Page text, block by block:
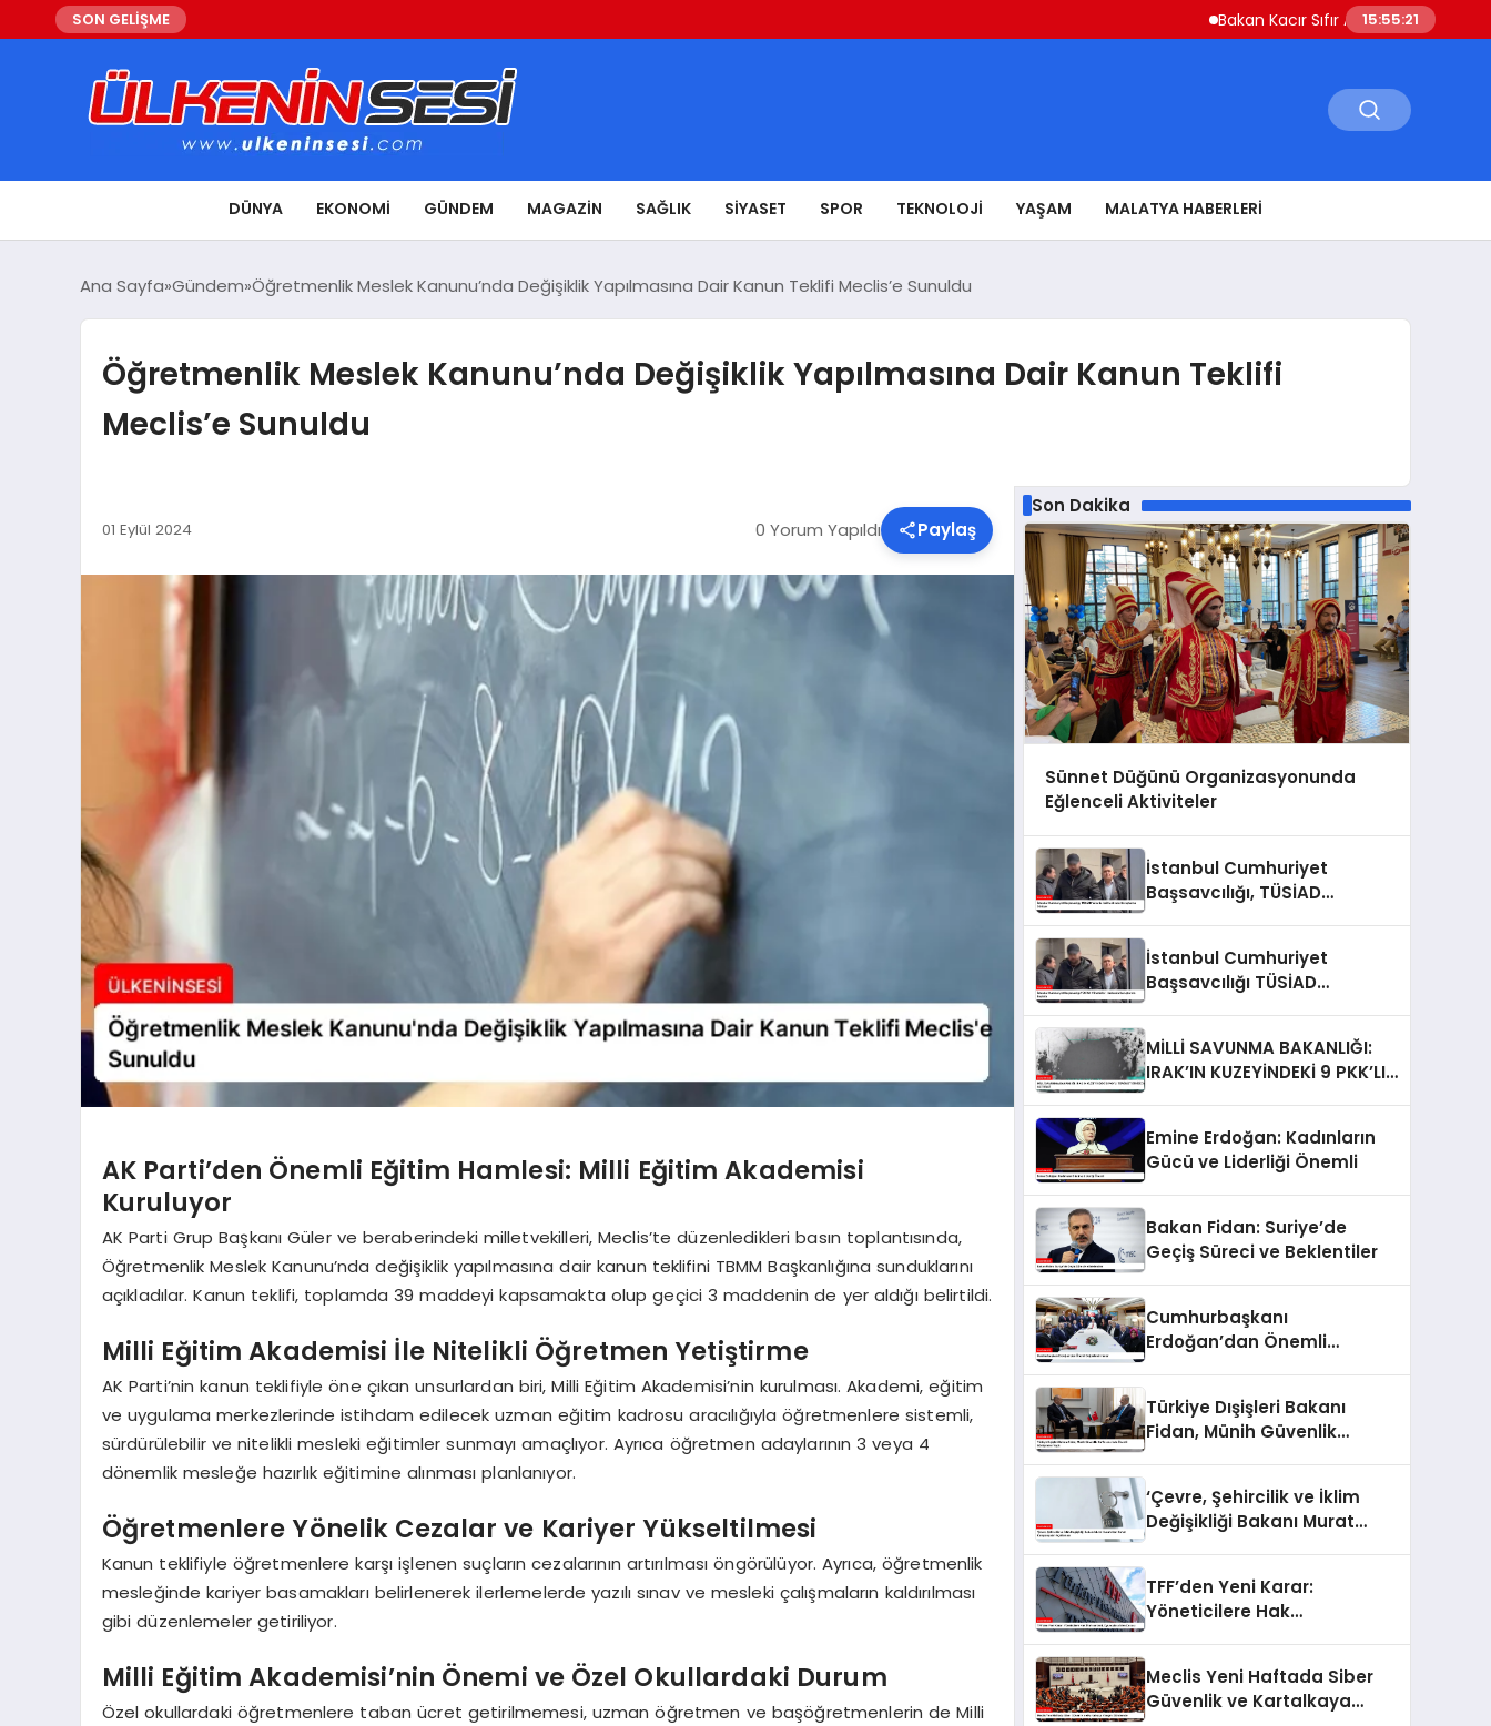
SON GELİŞME Bakan Kacır Sıfır Atık Projelerine 914
15:55:22
DÜNYA EKONOMI GÜNDEM MAGAZIN SAĞLIK SIYASET SPOR TEKNOLOJI YAŞAM MALATYA HABERLERI
Ana Sayfa Gündem Öğretmenlik Meslek Kanunu’nda Değişiklik Yapılmasına Dair Kanun Teklifi Meclis’e Sunuldu
Öğretmenlik Meslek Kanunu’nda Değişiklik Yapılmasına Dair Kanun Teklifi
Meclis’e Sunuldu
01 Eylül 2024 0 Yorum Yapıldı Paylaş
AK Parti’den Önemli Eğitim Hamlesi: Milli Eğitim Akademisi
Kuruluyor
AK Parti Grup Başkanı Güler ve beraberindeki milletvekilleri, Meclis’te düzenledikleri basın toplantısında,
Öğretmenlik Meslek Kanunu’nda değişiklik yapılmasına dair kanun teklifini TBMM Başkanlığına sunduklarını
açıkladılar. Kanun teklifi, toplamda 39 maddeyi kapsamakta olup geçici 3 maddenin de yer aldığı belirtildi.
Milli Eğitim Akademisi İle Nitelikli Öğretmen Yetiştirme
AK Parti’nin kanun teklifiyle öne çıkan unsurlardan biri, Milli Eğitim Akademisi’nin kurulması. Akademi, eğitim
ve uygulama merkezlerinde istihdam edilecek uzman eğitim kadrosu aracılığıyla öğretmenlere sistemli,
sürdürülebilir ve nitelikli mesleki eğitimler sunmayı amaçlıyor. Ayrıca öğretmen adaylarının 3 veya 4
dönemlik mesleğe hazırlık eğitimine alınması planlanıyor.
Öğretmenlere Yönelik Cezalar ve Kariyer Yükseltilmesi
Kanun teklifiyle öğretmenlere karşı işlenen suçların cezalarının artırılması öngörülüyor. Ayrıca, öğretmenlik
mesleğinde kariyer basamakları belirlenerek ilerlemelerde yazılı sınav ve mesleki çalışmaların kaldırılması
gibi düzenlemeler getiriliyor.
Milli Eğitim Akademisi’nin Önemi ve Özel Okullardaki Durum
Özel okullardaki öğretmenlere taban ücret getirilmemesi, uzman öğretmen ve başöğretmenlerin de Milli
Son Dakika
Sünnet Düğünü Organizasyonunda
Eğlenceli Aktiviteler
İstanbul Cumhuriyet
Başsavcılığı, TÜSİAD
İstanbul Cumhuriyet
Başsavcılığı TÜSİAD
MİLLİ SAVUNMA BAKANLIĞI:
IRAK’IN KUZEYİNDEKİ 9 PKK’LI
Emine Erdoğan: Kadınların
Gücü ve Liderliği Önemli
Bakan Fidan: Suriye’de
Geçiş Süreci ve Beklentiler
Cumhurbaşkanı
Erdoğan’dan Önemli
Türkiye Dışişleri Bakanı
Fidan, Münih Güvenlik
‘Çevre, Şehircilik ve İklim
Değişikliği Bakanı Murat
TFF’den Yeni Karar:
Yöneticilere Hak
Meclis Yeni Haftada Siber
Güvenlik ve Kartalkaya